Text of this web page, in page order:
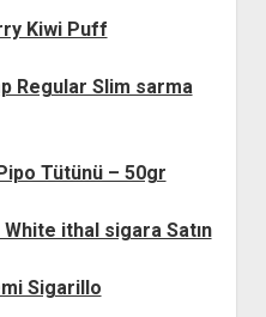
Kiwi Puff
Regular Slim sarma
Tütünü – 50gr
ithal sigara Satın
Sigarillo